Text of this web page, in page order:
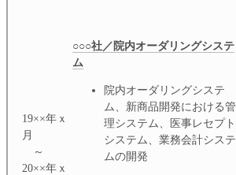
19××年ｘ
月
～
20××年ｘ
○○○社／院内オーダリングシステ
ム
院内オーダリングシステ
ム、新商品開発における管
理システム、医事レセプト
システム、業務会計システ
ムの開発